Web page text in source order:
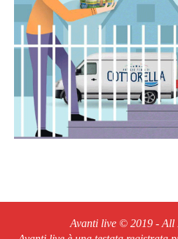
Avanti live © 2019 - All